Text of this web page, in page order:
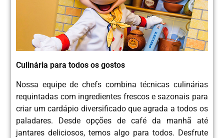
Culinária para todos os gostos
Nossa equipe de chefs combina técnicas culinárias
requintadas com ingredientes frescos e sazonais para
criar um cardápio diversificado que agrada a todos os
paladares. Desde opções de café da manhã até
jantares deliciosos, temos algo para todos. Desfrute